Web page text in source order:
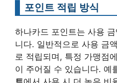
포인트 적립 방식
하나카드 포인트는 사용
니다. 일반적으로 사용 금
로 적립되며, 특정 가맹점
이 주어질 수 있습니다. 예